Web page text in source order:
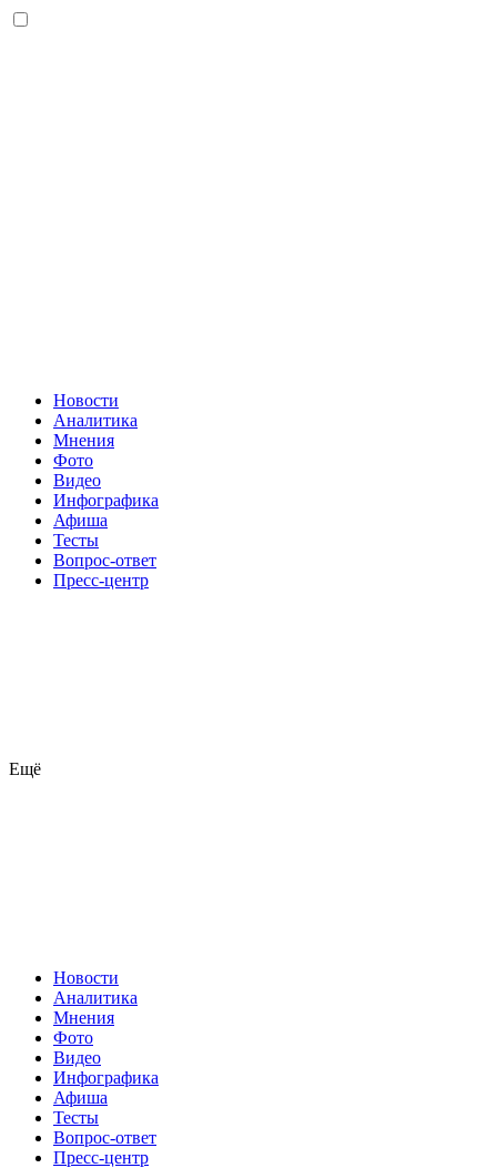
Новости
Аналитика
Мнения
Фото
Видео
Инфографика
Афиша
Тесты
Вопрос-ответ
Пресс-центр
Ещё
Новости
Аналитика
Мнения
Фото
Видео
Инфографика
Афиша
Тесты
Вопрос-ответ
Пресс-центр